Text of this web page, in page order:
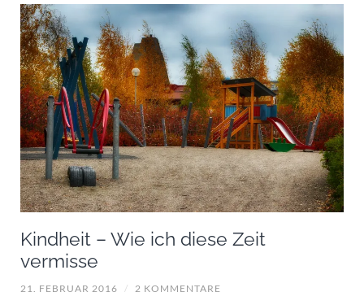
Kindheit – Wie ich diese Zeit
vermisse
21. FEBRUAR 2016 / 2 KOMMENTARE